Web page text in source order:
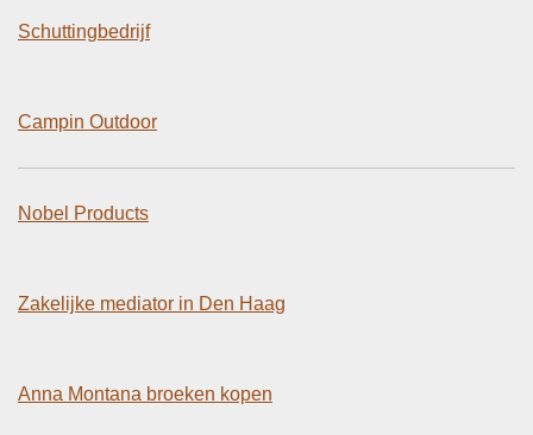
Schuttingbedrijf
Campin Outdoor
Nobel Products
Zakelijke mediator in Den Haag
Anna Montana broeken kopen